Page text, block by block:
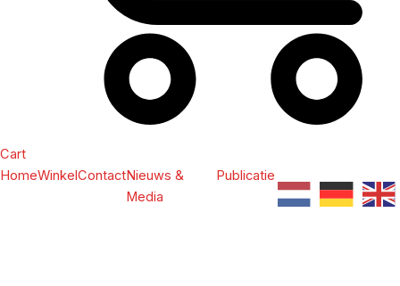
Cart
HomeWinkelContactNieuws &
Media
Publicatie